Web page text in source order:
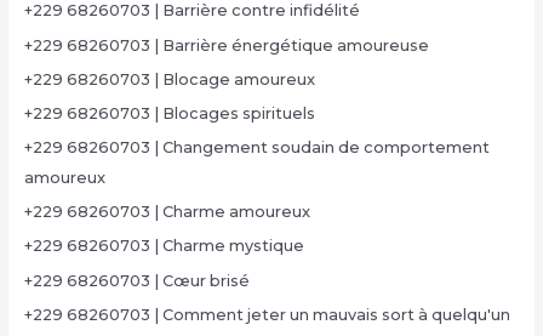
+229 68260703 | Barrière contre infidélité
+229 68260703 | Barrière énergétique amoureuse
+229 68260703 | Blocage amoureux
+229 68260703 | Blocages spirituels
+229 68260703 | Changement soudain de comportement
amoureux
+229 68260703 | Charme amoureux
+229 68260703 | Charme mystique
+229 68260703 | Cœur brisé
+229 68260703 | Comment jeter un mauvais sort à quelqu'un